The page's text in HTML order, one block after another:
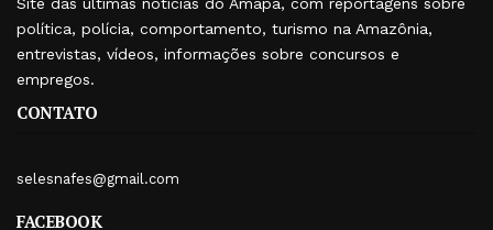
política, polícia, comportamento, turismo na Amazônia,
entrevistas, vídeos, informações sobre concursos e
empregos.
CONTATO
selesnafes@gmail.com
FACEBOOK